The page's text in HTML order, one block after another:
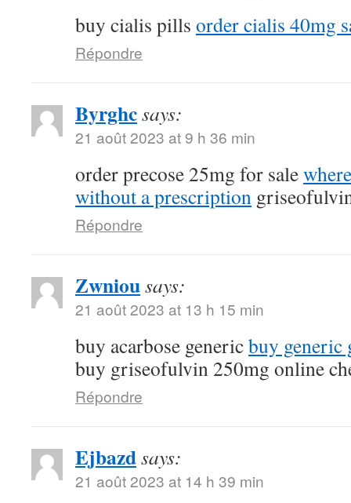
buy cialis pills order cialis 40mg
Répondre
Byrghcsays:
21 août 2023 at 9 h 36 min
order precose 25mg for sale
without a prescription
Répondre
Zwniousays:
21 août 2023 at 13 h 15 min
buy acarbose genericbuy generic
buy griseofulvin 250mg online
Répondre
Ejbazdsays:
21 août 2023 at 14 h 39 min